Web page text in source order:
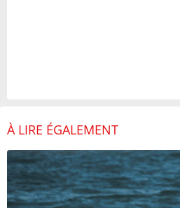
À LIRE ÉGALEMENT